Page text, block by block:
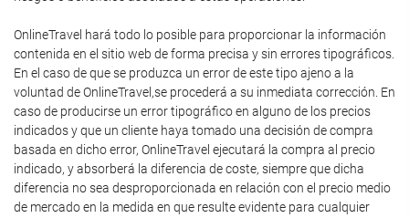
OnlineTravel hará todo lo posible para proporcionar la información
contenida en el sitio web de forma precisa y sin errores tipográficos.
En el caso de que se produzca un error de este tipo ajeno a la
voluntad de OnlineTravel,se procederá a su inmediata corrección. En
caso de producirse un error tipográfico en alguno de los precios
indicados y que un cliente haya tomado una decisión de compra
basada en dicho error, OnlineTravel ejecutará la compra al precio
indicado, y absorberá la diferencia de coste, siempre que dicha
diferencia no sea desproporcionada en relación con el precio medio
de mercado en la medida en que resulte evidente para cualquier